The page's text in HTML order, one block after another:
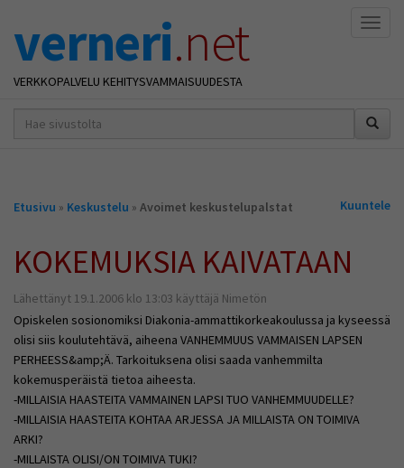
verneri.net
VERKKOPALVELU KEHITYSVAMMAISUUDESTA
hakusana(t)
Olet
Etusivu » Keskustelu » Avoimet keskustelupalstat Kuuntele
KOKEMUKSIA KAIVATAAN
Lähettänyt 19.1.2006 klo 13:03 käyttäjä Nimetön
Opiskelen sosionomiksi Diakonia-ammattikorkeakoulussa ja kyseessä
olisi siis koulutehtävä, aiheena VANHEMMUUS VAMMAISEN LAPSEN
PERHEESS&amp;Ä. Tarkoituksena olisi saada vanhemmilta
kokemusperäistä tietoa aiheesta.
-MILLAISIA HAASTEITA VAMMAINEN LAPSI TUO VANHEMMUUDELLE?
-MILLAISIA HAASTEITA KOHTAA ARJESSA JA MILLAISTA ON TOIMIVA
ARKI?
-MILLAISTA OLISI/ON TOIMIVA TUKI?